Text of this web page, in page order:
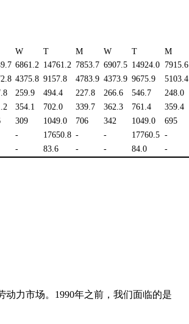
W T M W T M
6861.2 14761.2 7853.7 6907.5 14924.0 7915.6
4375.8 9157.8 4783.9 4373.9 9675.9 5103.4
259.9 494.4 227.8 266.6 546.7 248.0
354.1 702.0 339.7 362.3 761.4 359.4
309 1049.0 706 342 1049.0 695
- 17650.8 - - 17760.5 -
- 83.6 - - 84.0 -
力市场。1990年之前，我们面临的是